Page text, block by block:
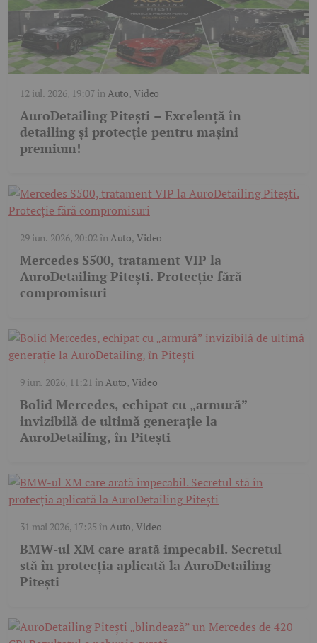
12 iul. 2026, 19:07înAuto,Video
AuroDetailing Pitești – Excelență în
detailing și protecție pentru mașini
premium!
29 iun. 2026, 20:02 înAuto,Video
Mercedes S500, tratament VIP la
AuroDetailing Pitești. Protecție fără
compromisuri
9 iun. 2026, 11:21 înAuto,Video
Bolid Mercedes, echipat cu „armură”
invizibilă de ultimă generație la
AuroDetailing, în Pitești
31 mai 2026, 17:25 înAuto,Video
BMW-ul XM care arată impecabil. Secretul
stă în protecția aplicată la AuroDetailing
Pitești